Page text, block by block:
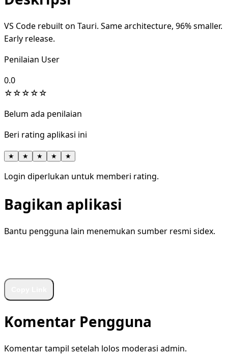
VS Code rebuilt on Tauri. Same architecture, 96% smaller.
Early release.
Penilaian User
0.0
☆☆☆☆☆
Belum ada penilaian
Beri rating aplikasi ini
★ ★ ★ ★ ★
Login diperlukan untuk memberi rating.
Bagikan aplikasi
Bantu pengguna lain menemukan sumber resmi sidex.
Komentar Pengguna
Komentar tampil setelah lolos moderasi admin.